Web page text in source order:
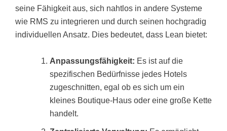
seine Fähigkeit aus, sich nahtlos in andere Systeme
wie RMS zu integrieren und durch seinen hochgradig
individuellen Ansatz. Dies bedeutet, dass Lean bietet:
Anpassungsfähigkeit: Es ist auf die
spezifischen Bedürfnisse jedes Hotels
zugeschnitten, egal ob es sich um ein
kleines Boutique-Haus oder eine große Kette
handelt.